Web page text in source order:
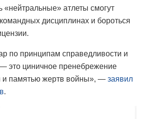
«нейтральные» атлеты смогут
дисциплинах и бороться
по принципам справедливости и
это циничное пренебрежение
памятью жертв войны», — заявил
.